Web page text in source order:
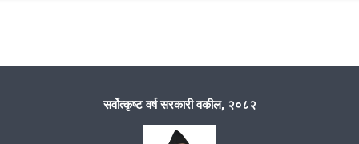
फौजदारी मुद्दा मिलापत्र तथा समसामयिक विषयमा परामर्श कार्यक्रम ।
सर्वोत्कृष्ट वर्ष सरकारी वकील, २०८२